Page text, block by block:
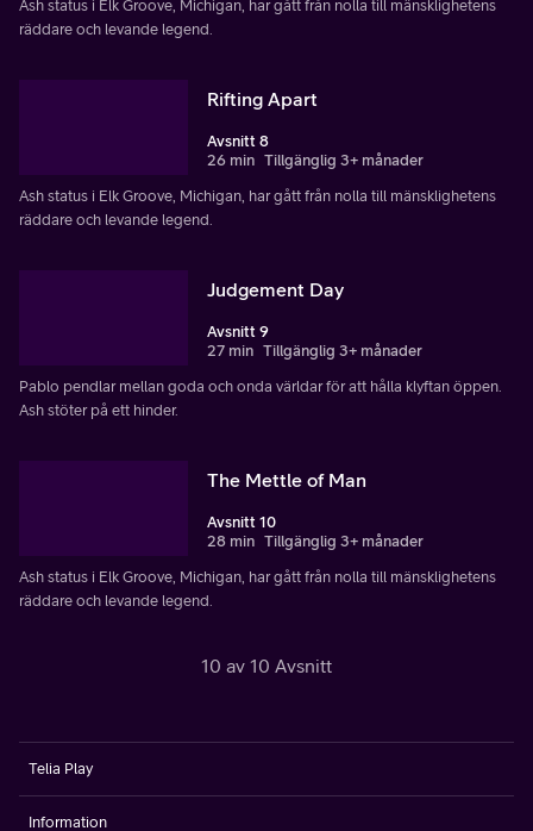
Ash status i Elk Groove, Michigan, har gått från nolla till mänsklighetens
räddare och levande legend.
Rifting Apart
Avsnitt 8
26 min Tillgänglig 3+ månader
Ash status i Elk Groove, Michigan, har gått från nolla till mänsklighetens
räddare och levande legend.
Judgement Day
Avsnitt 9
27 min Tillgänglig 3+ månader
Pablo pendlar mellan goda och onda världar för att hålla klyftan öppen.
Ash stöter på ett hinder.
The Mettle of Man
Avsnitt 10
28 min Tillgänglig 3+ månader
Ash status i Elk Groove, Michigan, har gått från nolla till mänsklighetens
räddare och levande legend.
10 av 10 Avsnitt
Telia Play
Information